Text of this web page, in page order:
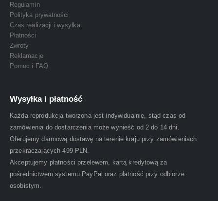
Regulamin
Polityka prywatności
Czas realizacji i wysyłka
Płatności
Zwroty
Reklamacje
Pomoc i FAQ
Wysyłka i płatność
Każda reprodukcja tworzona jest indywidualnie, stąd czas od
zamówienia do dostarczenia może wynieść od 2 do 14 dni.
Oferujemy darmową dostawę na terenie kraju przy zamówieniach
przekraczających 499 PLN.
Akceptujemy płatności przelewem, kartą kredytową za
pośrednictwem systemu PayPal oraz płatność przy odbiorze
osobistym.